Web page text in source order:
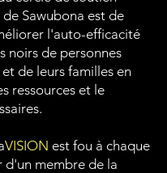
Sawubona est de
l'auto-efficacité
noirs de personnes
de leurs familles en
ressources et le
VISION est fou à chaque
d'un membre de la